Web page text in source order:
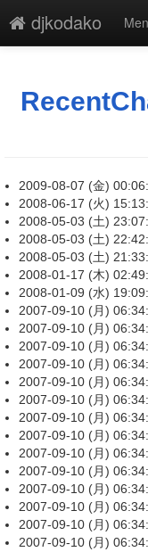
djkodako
最終更新
2009-08-07 (金)
2008-06-17 (火)
2008-05-03 (土)
2008-05-03 (土)
2008-05-03 (土)
2008-01-17 (木)
2008-01-09 (水)
2007-09-10 (月)
2007-09-10 (月)
2007-09-10 (月)
2007-09-10 (月)
2007-09-10 (月)
2007-09-10 (月)
2007-09-10 (月)
2007-09-10 (月)
2007-09-10 (月)
2007-09-10 (月)
2007-09-10 (月)
2007-09-10 (月)
2007-09-10 (月)
2007-09-10 (月)